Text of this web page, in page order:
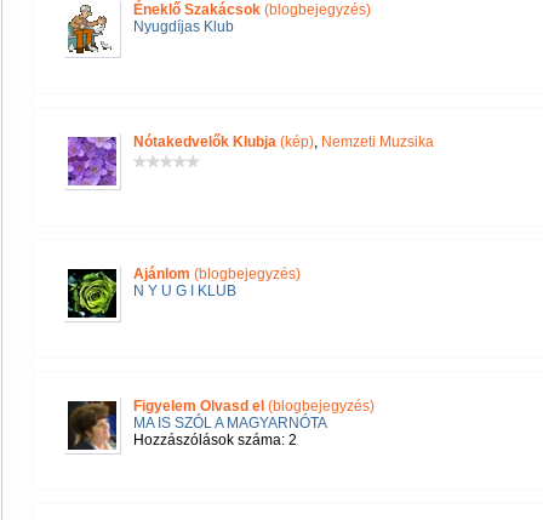
Éneklő Szakácsok (blogbejegyzés)
Nyugdíjas Klub
Nótakedvelők Klubja (kép), Nemzeti Muzsika
Ajánlom (blogbejegyzés)
N Y U G I KLUB
Figyelem Olvasd el (blogbejegyzés)
MA IS SZÓL A MAGYARNÓTA
Hozzászólások száma: 2